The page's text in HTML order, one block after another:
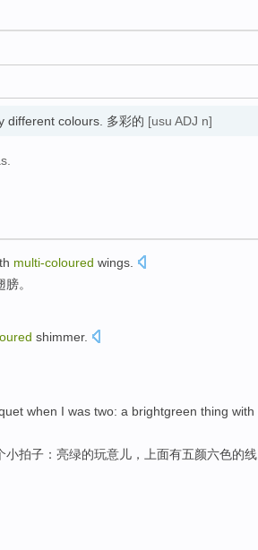
different colours. 多彩的 [usu ADJ n]
multi-coloured wings
膀。
shimmer.
when I was two: a brightgreen thing with
小拍子：亮绿的玩意儿 ，上面有五颜六色的线